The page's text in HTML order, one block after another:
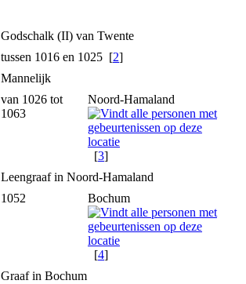
Godschalk (II) van Twente
tussen 1016 en 1025 [2]
Mannelijk
van 1026 tot
1063
Noord-Hamaland
[3]
Leengraaf in Noord-Hamaland
1052 Bochum
[4]
Graaf in Bochum